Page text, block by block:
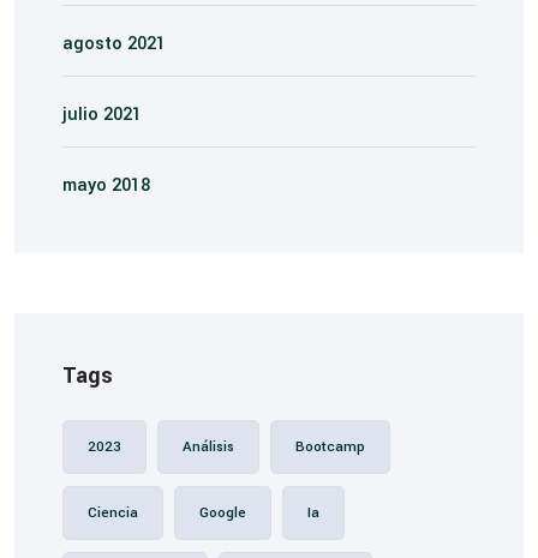
agosto 2021
julio 2021
mayo 2018
Tags
2023 Análisis Bootcamp
Ciencia Google Ia